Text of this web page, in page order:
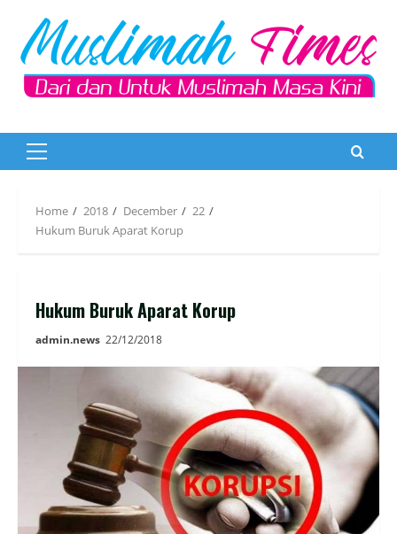
content
Primary
Home 2018 December
22
Hukum Buruk Aparat Korup
Hukum Buruk Aparat Korup
admin.news 22/12/2018